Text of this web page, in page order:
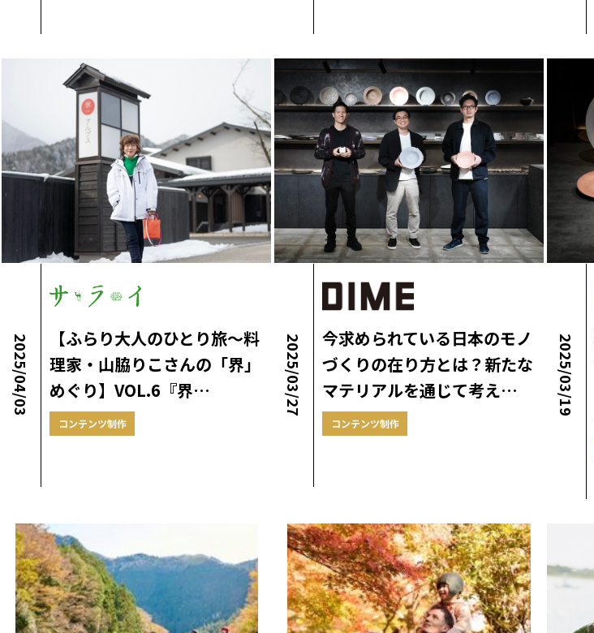
2025/04/03
【ふらり大人のひとり旅～料
理家・山脇りこさんの「界」
めぐり】VOL.6『界…
コンテンツ制作
2025/03/27
今求められている日本のモノ
づくりの在り方とは？新たな
マテリアルを通じて考え…
コンテンツ制作
2025/03/19